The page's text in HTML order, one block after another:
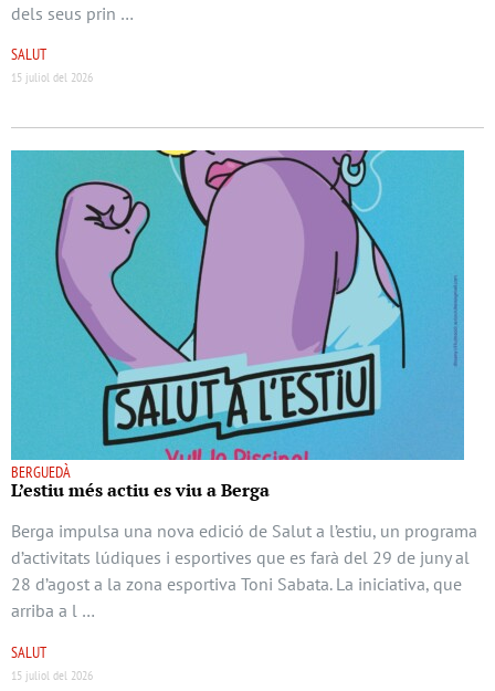
dels seus prin …
SALUT
15 juliol del 2026
BERGUEDÀ
L’estiu més actiu es viu a Berga
Berga impulsa una nova edició de Salut a l’estiu, un programa
d’activitats lúdiques i esportives que es farà del 29 de juny al
28 d’agost a la zona esportiva Toni Sabata. La iniciativa, que
arriba a l …
SALUT
15 juliol del 2026